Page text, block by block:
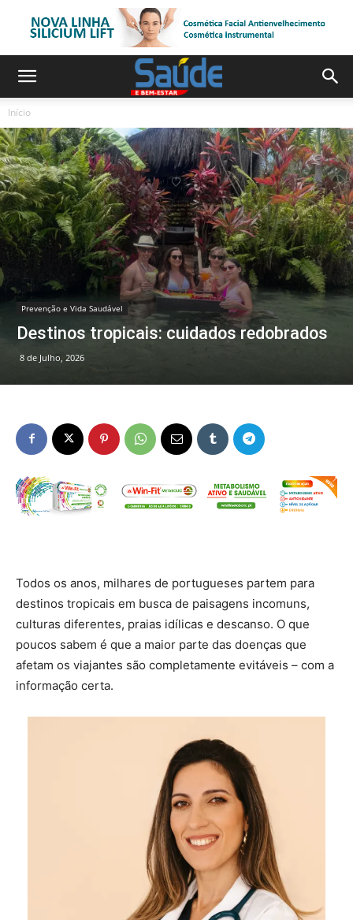
Início
Prevenção e Vida Saudável
Destinos tropicais: cuidados redobrados
8 de Julho, 2026
Todos os anos, milhares de portugueses partem para
destinos tropicais em busca de paisagens incomuns,
culturas diferentes, praias idílicas e descanso. O que
poucos sabem é que a maior parte das doenças que
afetam os viajantes são completamente evitáveis – com a
informação certa.